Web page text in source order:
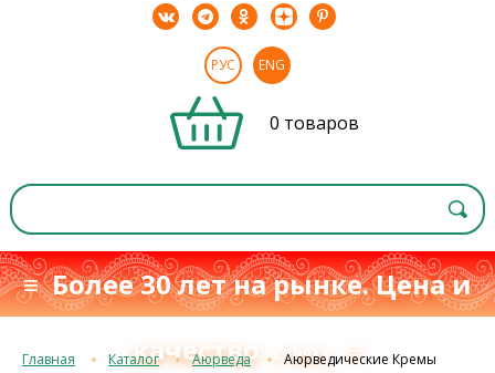
РУС ENG
0 товаров
≡ Более 30 лет на рынке. Цена и
качество с 1993 г.≡
Главная Каталог Аюрведа Аюрведические Кремы